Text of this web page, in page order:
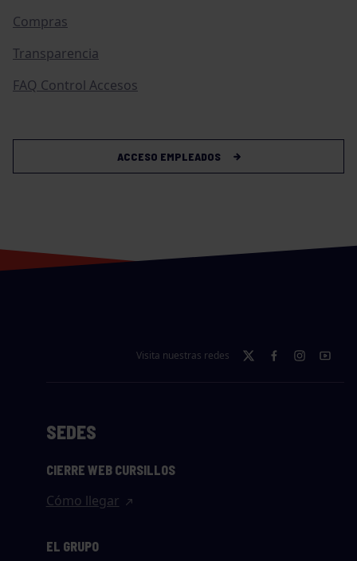
Compras
Transparencia
FAQ Control Accesos
ACCESO EMPLEADOS
Visita nuestras redes
SEDES
CIERRE WEB CURSILLOS
Cómo llegar
EL GRUPO